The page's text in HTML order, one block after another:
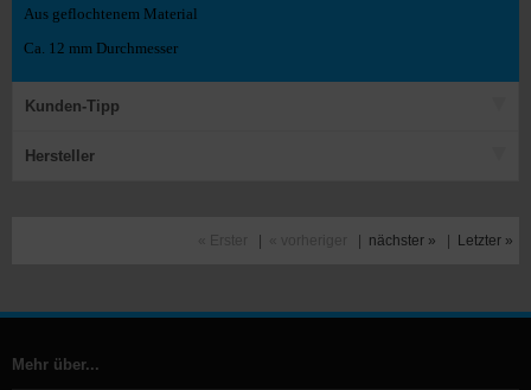
Aus geflochtenem Material
Ca. 12 mm Durchmesser
Kunden-Tipp
Hersteller
nächster » Letzter »
Mehr über...